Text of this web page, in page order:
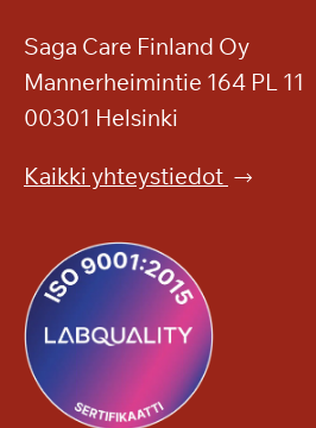
Saga Care Finland Oy
Mannerheimintie 164 PL 11
00301 Helsinki
Kaikki yhteystiedot